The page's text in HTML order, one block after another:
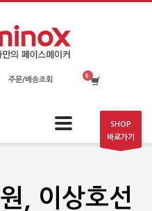
주문/배송조회
SHOP
바로가기
, 이상호선